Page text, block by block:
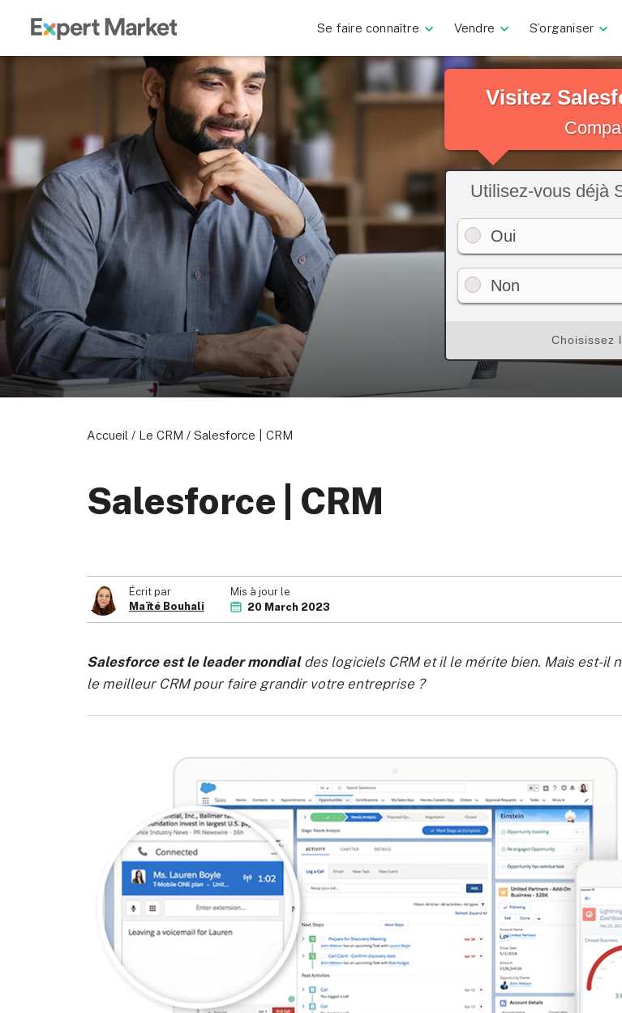
Se faire connaître Vendre S’organiser
Visitez
Utilisez-vous déjà
Oui
Non
Choisissez
Accueil / Le CRM / Salesforce | CRM
Salesforce | CRM
Écrit par
Maïté Bouhali
Mis à jour le
20 March 2023
Salesforce est le leader mondialdes logiciels CRM et il le mérite bien. Mais est-il
le meilleur CRM pour faire grandir votre entreprise ?